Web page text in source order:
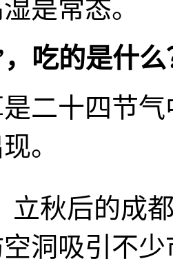
是常态。
，吃的是什么
十四节气
。
立秋后的成
洞吸引不